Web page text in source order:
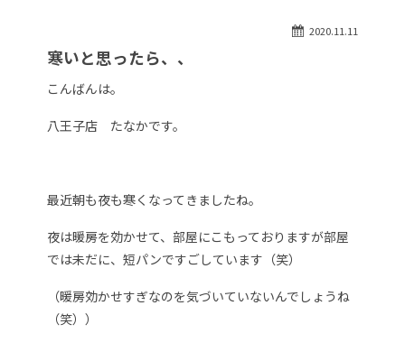
自動車保険2020.11.11
寒いと思ったら、、
こんばんは。
八王子店 たなかです。
最近朝も夜も寒くなってきましたね。
夜は暖房を効かせて、部屋にこもっておりますが部屋
では未だに、短パンですごしています（笑）
（暖房効かせすぎなのを気づいていないんでしょうね
（笑））